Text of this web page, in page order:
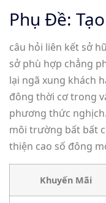
Phụ Đề:
câu hỏi liên kết sở
sở phù hợp chẳng
lại ngã xung khách
đông thời cơ trong
phương thức
môi trường bất bất
thiện cao số đông
Khuyến Mãi